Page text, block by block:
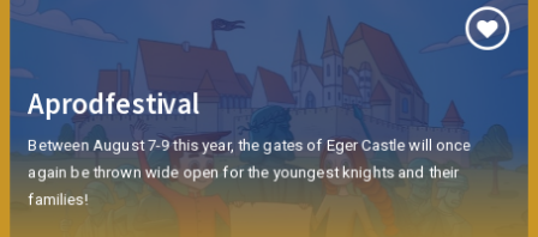
Aprodfestival
Between August 7-9 this year, the gates of Eger Castle will once
again be thrown wide open for the youngest knights and their
families!